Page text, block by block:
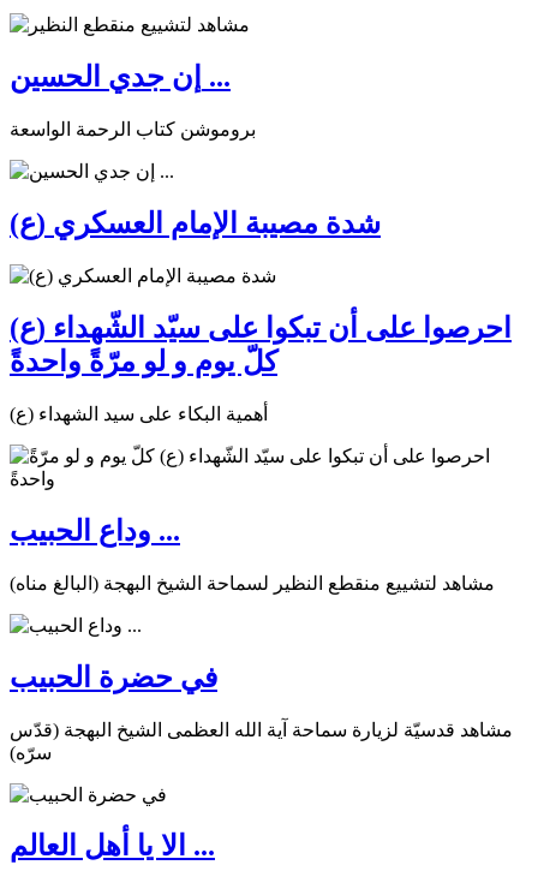
إن جدي الحسين ...
بروموشن كتاب الرحمة الواسعة
شدة مصيبة الإمام العسكري (ع)
احرصوا على أن تبكوا على سيّد الشّهداء (ع)
كلّ يوم و لو مرّةً واحدةً
أهمية البكاء على سيد الشهداء (ع)
وداع الحبيب ...
مشاهد لتشييع منقطع النظير لسماحة الشيخ البهجة (البالغ مناه)
في حضرة الحبيب
مشاهد قدسيّة لزيارة سماحة آية الله العظمى الشيخ البهجة (قدّس
سرّه)
الا يا أهل العالم ...